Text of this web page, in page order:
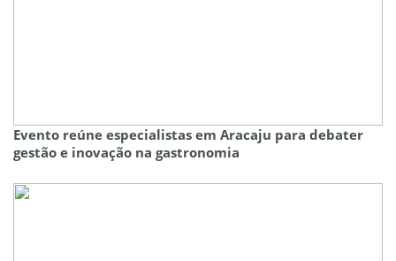
Evento reúne especialistas em Aracaju para debater
gestão e inovação na gastronomia